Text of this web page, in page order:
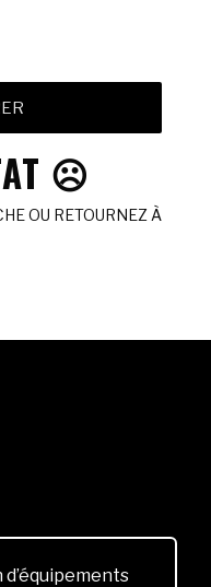
☹️
OU RETOURNEZ À